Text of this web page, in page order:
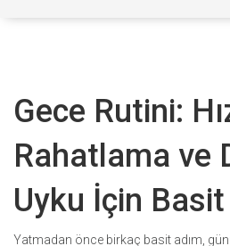
Gece Rutini:
Rahatlama ve
Uyku İçin
Yatmadan önce birkaç basit adım,